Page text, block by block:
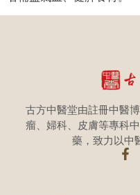
古方中醫堂由註冊中醫
瘤、婦科、皮膚等專科
藥，致力以中